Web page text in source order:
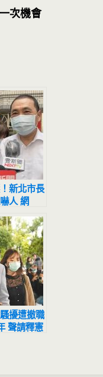
次機會
新北市長
人 網
開始
擾遭撤職
聲請釋憲